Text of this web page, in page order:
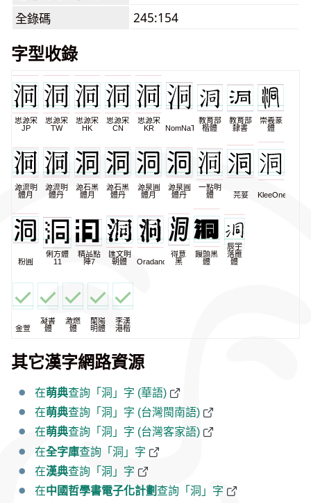
全錄碼
245:154
字型收錄
思源宋
JP
思源宋
TW
思源宋
HK
思源宋
CN
思源宋
KR
NomNaTong
教育部
楷體
教育部
隸書
崇羲篆
體
源流明
體月
源流明
體丹
源石黑
體月
源石黑
體丹
源泉圓
體月
源泉圓
體丹
一點明
體
芫荽 KleeOne
粉圓
俐方體
11
精品點
陣7
匯文明
朝體
Oradano
得意
黑
饅頭黑
體
辰宇
落雁
體
金萱
凝書
體
激燃
體
蘭陽
明體
李漢
港楷
其它漢字網路資源
在萌典查詢「洞」字 (華語)
在萌典查詢「洞」字 (台灣閩南語)
在萌典查詢「洞」字 (台灣客家語)
在全字庫查詢「洞」字
在漢典查詢「洞」字
在中國哲學書電子化計劃查詢「洞」字